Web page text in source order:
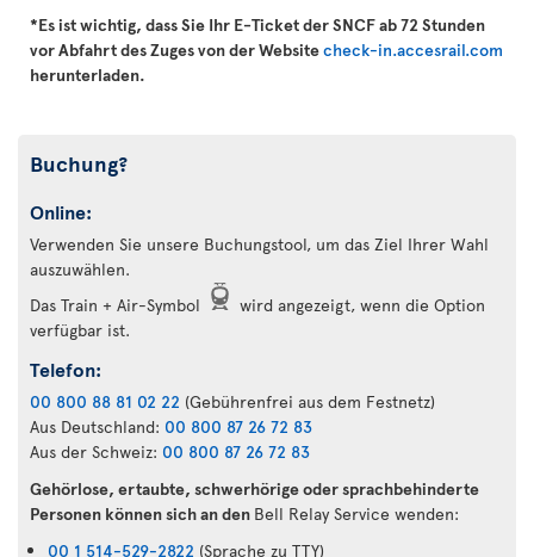
*Es ist wichtig, dass Sie Ihr E-Ticket der SNCF ab 72 Stunden
vor Abfahrt des Zuges von der Websitecheck-in.accesrail.com
herunterladen.
Buchung?
Online:
Verwenden Sie unsere Buchungstool, um das Ziel Ihrer Wahl
auszuwählen.
Das Train + Air-Symbol
wird angezeigt, wenn die Option
verfügbar ist.
Telefon:
00 800 88 81 02 22 (Gebührenfrei aus dem Festnetz)
Aus Deutschland: 00 800 87 26 72 83
Aus der Schweiz: 00 800 87 26 72 83
Gehörlose, ertaubte, schwerhörige oder sprachbehinderte
Personen können sich an den Bell Relay Service wenden:
00 1 514-529-2822 (Sprache zu TTY)